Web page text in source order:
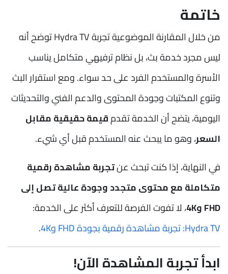
خاتمة
من خلال المقارنة الموضوعية تجربة Hydra TV توضح أنه
ليس مجرد خدمة بث، بل نظام ترفيهي متكامل يناسب
الأسرة والمستخدم الفرد على حد سواء. ومع استقرار البث
وتنوع المكتبات وجودة المحتوى والدعم الفني والتحديثات
اليومية، يتضح أن الخدمة تقدمقيمة حقيقية مقابل
السعر، وهو ما يبحث عنه المستخدم قبل أي شيء.
في النهاية، إذا كنت تبحث عنتجربة مشاهدة رقمية
متكاملة مع محتوى متجدد وجودة عالية تصل إلى
FHD و4K
، لا تفوت الفرصة للتعرف أكثر على الخدمة:
Hydra TV: تجربة مشاهدة رقمية بجودة FHD و4K
.
ابدأ تجربة المشاهدة الآن!